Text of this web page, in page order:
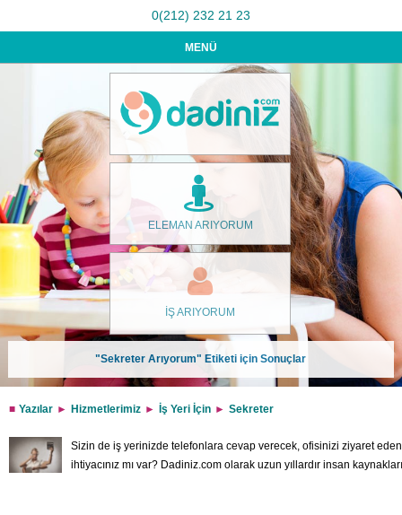
0(212) 232 21 23
MENÜ
ELEMAN ARIYORUM
İŞ ARIYORUM
"Sekreter Arıyorum" Etiketi için Sonuçlar
Yazılar Hizmetlerimiz İş Yeri İçin Sekreter
Sizin de iş yerinizde telefonlara cevap verecek, ofisinizi ziyaret
ihtiyacınız mı var? Dadiniz.com olarak uzun yıllardır insan